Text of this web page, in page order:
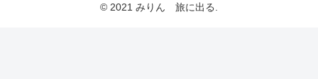
© 2021 みりん 旅に出る.